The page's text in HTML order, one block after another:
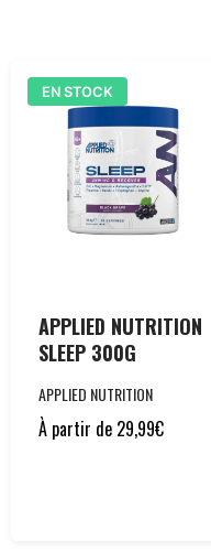
EN STOCK
APPLIED NUTRITION
SLEEP 300G
APPLIED NUTRITION
À partir de 29,99€